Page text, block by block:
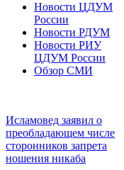
Новости ЦДУМ
России
Новости РДУМ
Новости РИУ
ЦДУМ России
Обзор СМИ
Исламовед заявил о
преобладающем числе
сторонников запрета
ношения никаба